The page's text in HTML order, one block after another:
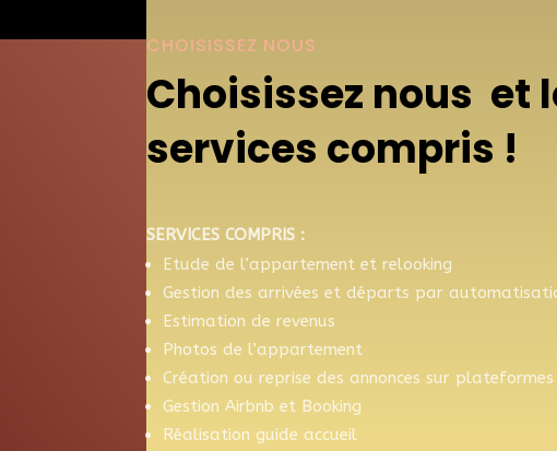
CHOISISSEZ NOUS
Choisissez nous et
services compris !
SERVICES COMPRIS :
Etude de l’appartement et relooking
Gestion des arrivées et départs par
Estimation de revenus
Photos de l’appartement
Création ou reprise des annonces sur
Gestion Airbnb et Booking
Réalisation guide accueil